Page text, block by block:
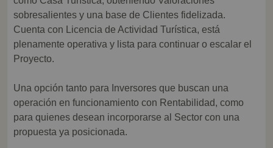
sobresalientes y una base de Clientes fidelizada.
Cuenta con Licencia de Actividad Turística, está
plenamente operativa y lista para continuar o escalar el
Proyecto.
Una opción tanto para Inversores que buscan una
operación en funcionamiento con Rentabilidad, como
para quienes desean incorporarse al Sector con una
propuesta ya posicionada.